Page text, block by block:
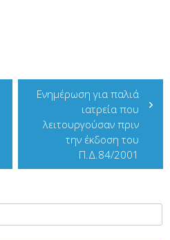
Ενημέρωση για παλιά
ιατρεία που
λειτουργούσαν πριν
την έκδοση του
Π.Δ.84/2001